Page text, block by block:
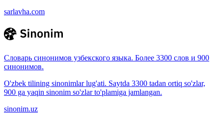
sarlavha.com
Словарь синонимов узбекского языка. Более 3300 слов и 900
синонимов.
O'zbek tilining sinonimlar lug'ati. Saytda 3300 tadan ortiq so'zlar,
900 ga yaqin sinonim so'zlar to'plamiga jamlangan.
sinonim.uz